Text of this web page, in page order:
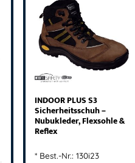
INDOOR PLUS S3
Sicherheitsschuh –
Nubukleder, Flexsohle &
Reflex
*Best.-Nr.: 130i23